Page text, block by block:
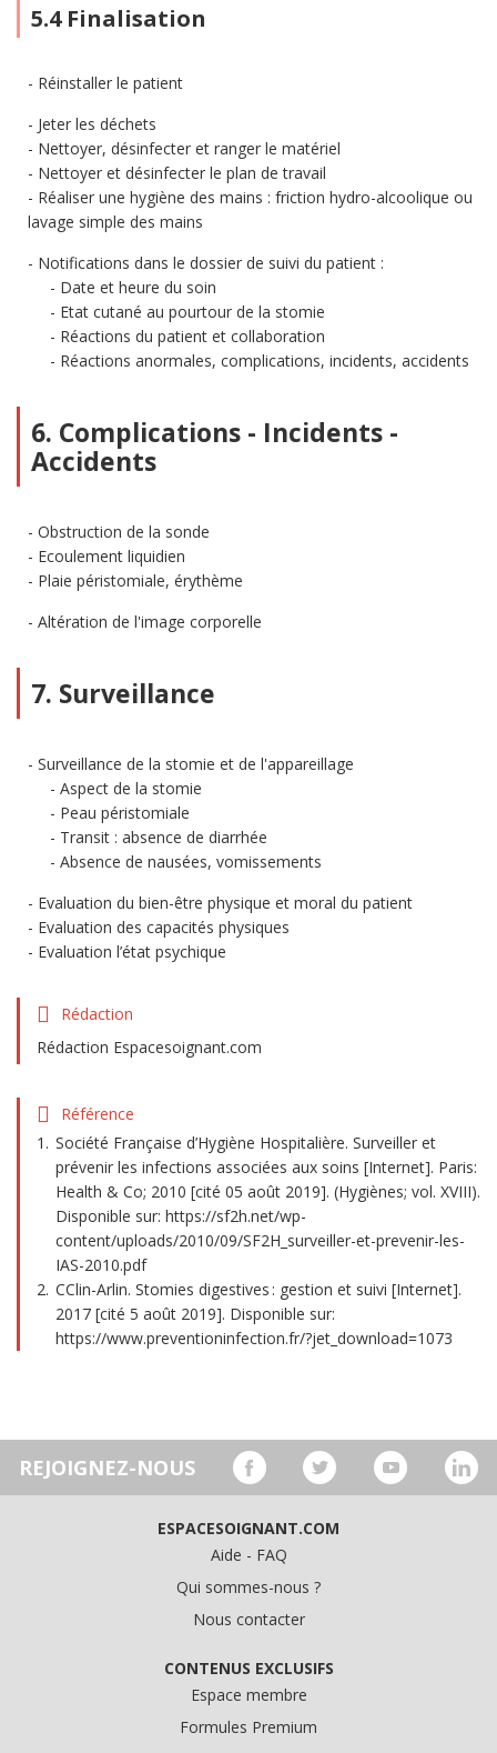
5.4 Finalisation
Réinstaller le patient
Jeter les déchets
Nettoyer, désinfecter et ranger le matériel
Nettoyer et désinfecter le plan de travail
Réaliser une hygiène des mains : friction hydro-alcoolique ou
lavage simple des mains
Notifications dans le dossier de suivi du patient :
Date et heure du soin
Etat cutané au pourtour de la stomie
Réactions du patient et collaboration
Réactions anormales, complications, incidents, accidents
6. Complications - Incidents -
Accidents
Obstruction de la sonde
Ecoulement liquidien
Plaie péristomiale, érythème
Altération de l'image corporelle
7. Surveillance
Surveillance de la stomie et de l'appareillage
Aspect de la stomie
Peau péristomiale
Transit : absence de diarrhée
Absence de nausées, vomissements
Evaluation du bien-être physique et moral du patient
Evaluation des capacités physiques
Evaluation l’état psychique
Rédaction
Rédaction Espacesoignant.com
Référence
Société Française d’Hygiène Hospitalière. Surveiller et
prévenir les infections associées aux soins [Internet]. Paris:
Health & Co; 2010 [cité 05 août 2019]. (Hygiènes; vol. XVIII).
Disponible sur: https://sf2h.net/wp-
content/uploads/2010/09/SF2H_surveiller-et-prevenir-les-
IAS-2010.pdf
CClin-Arlin. Stomies digestives : gestion et suivi [Internet].
2017 [cité 5 août 2019]. Disponible sur:
https://www.preventioninfection.fr/?jet_download=1073
REJOIGNEZ-NOUS
ESPACESOIGNANT.COM
Aide - FAQ
Qui sommes-nous ?
Nous contacter
CONTENUS EXCLUSIFS
Espace membre
Formules Premium